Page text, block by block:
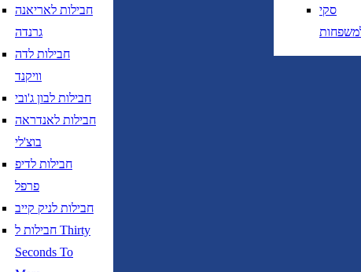
חבילות לאריאנה
גרנדה
חבילות לדה
וויקנד
חבילות לבון ג'ובי
חבילות לאנדראה
בוצ'לי
חבילות לדיפ
פרפל
חבילות לניק קייב
חבילות ל Thirty
Seconds To
סקי
תאריך יציאה,